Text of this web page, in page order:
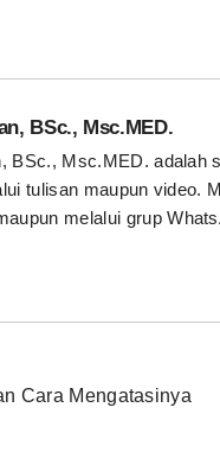
BSc., Msc.MED.
BSc., Msc.MED. adalah
tulisan maupun video.
melalui grup
Cara Mengatasinya